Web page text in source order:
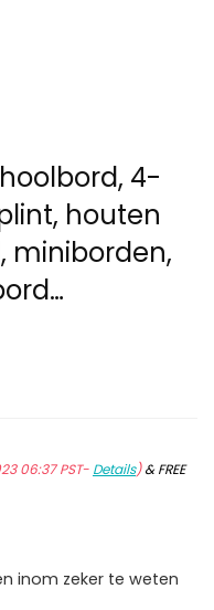
4-
houten
miniborden,
06:37 PST- Details)&FREE
inom zeker te weten